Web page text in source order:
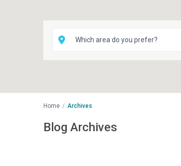
Which area do you prefer?
Home Archives
Blog Archives